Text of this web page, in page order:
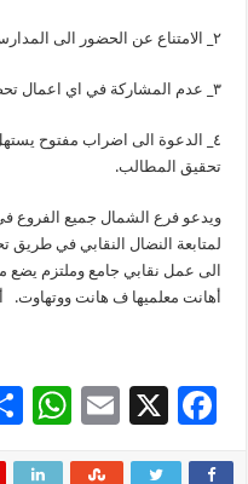
٢_ الامتناع عن الحضور الى المدارس.
٣_ عدم المشاركة في اي اعمال تحضيرية للعام الدراسي القادم.
تحقيق المطالب.
ويدعو فرع الشمال جميع الفروع
لمتابعة النضال النقابي في طريق
الى عمل نقابي جامع وملتزم يضع
أهانت معلميها ف هانت ووتهاوت.
F
X
E